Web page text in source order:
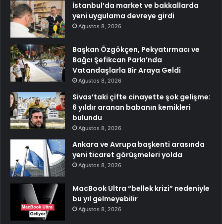
İstanbul’da market ve bakkallarda
yeni uygulama devreye girdi
Ağustos 8, 2026
Başkan Özgökçen, Pekyatırmacı ve
Bağcı Şefikcan Parkı’nda
Vatandaşlarla Bir Araya Geldi
Ağustos 8, 2026
Sivas’taki çifte cinayette şok gelişme:
6 yıldır aranan babanın kemikleri
bulundu
Ağustos 8, 2026
Ankara ve Avrupa başkenti arasında
yeni ticaret görüşmeleri yolda
Ağustos 8, 2026
MacBook Ultra “bellek krizi” nedeniyle
bu yıl gelmeyebilir
Ağustos 8, 2026